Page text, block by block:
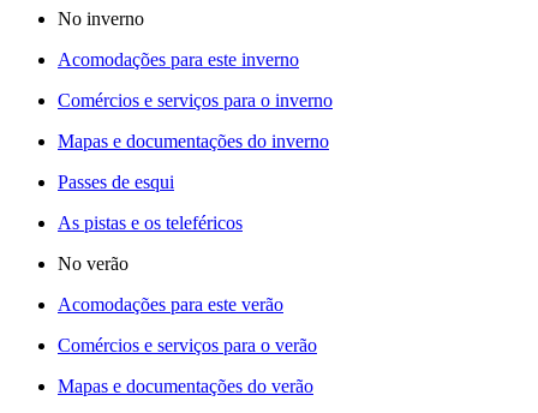
No inverno
Acomodações para este inverno
Comércios e serviços para o inverno
Mapas e documentações do inverno
Passes de esqui
As pistas e os teleféricos
No verão
Acomodações para este verão
Comércios e serviços para o verão
Mapas e documentações do verão